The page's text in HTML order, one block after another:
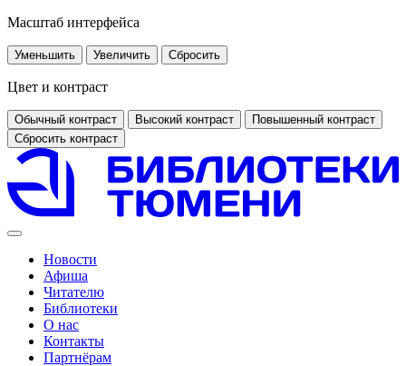
Масштаб интерфейса
Уменьшить Увеличить Сбросить
Цвет и контраст
Обычный контраст Высокий контраст
Повышенный контраст
Сбросить контраст
Новости
Афиша
Читателю
Библиотеки
О нас
Контакты
Партнёрам